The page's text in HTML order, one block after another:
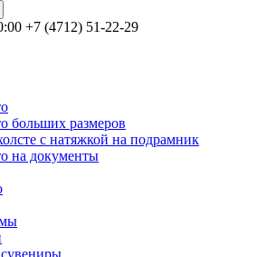
+7 (4712) 51-22-29
больших размеров
с натяжкой на подрамник
на документы